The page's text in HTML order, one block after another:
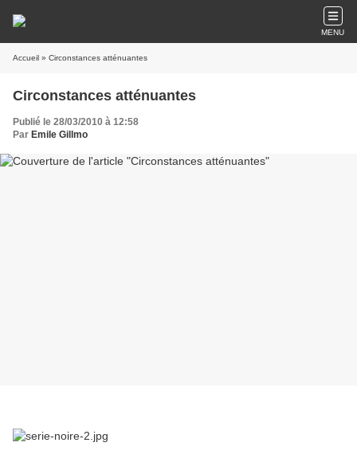
MENU
Accueil » Circonstances atténuantes
Circonstances atténuantes
Publié le 28/03/2010 à 12:58
Par Emile Gillmo